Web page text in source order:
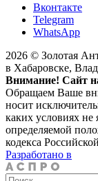
Вконтакте
Telegram
WhatsApp
2026 © Золотая
в Хабаровске,
Внимание! Сайт
Обращаем Ваше
носит
каких условиях не
определяемой
кодекса
Разработано в